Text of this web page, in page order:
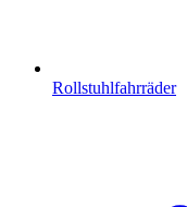
Rollstuhlfahrräder